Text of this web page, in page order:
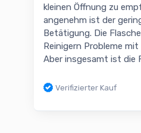
kleinen Öffnung zu
angenehm ist der
Betätigung. Die
Reinigern Probleme
Aber insgesamt ist die
Verifizierter Kauf